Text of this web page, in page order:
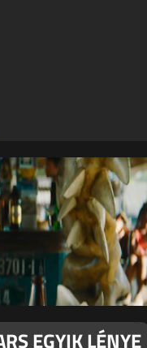
EGYIK LÉNYE